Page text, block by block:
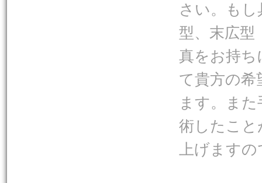
さい。も
型、末広
真をお持ち
て貴方の
ます。ま
術したこ
上げます